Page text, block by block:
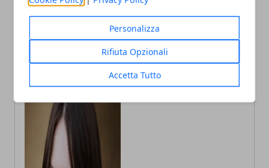
Personalizza
Rifiuta Opzionali
Accetta Tutto